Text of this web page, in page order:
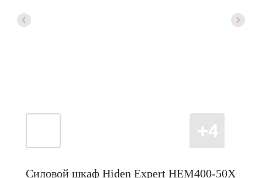
Силовой шкаф Hiden Expert HEM400-50X